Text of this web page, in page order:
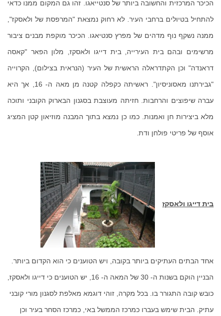
הכיכר המרכזית והחשובה ביותר של סנטייאגו. זהו גם המקום ממנו כדאי
להתחיל בטיולים ברחבי העיר. לא רחוק נמצאת "המרפסת של ולאסקז",
ממנה נשקף נוף מדהים של מפרץ סנטיאגו. הכיכר מוקפת מבנים ציבור
מרשימים ובהם בית העירייה, בית דייגו ולאסקז, מלון הפאר "קאסה
דראנדה" וכן הקתדראלה הראשית של העיר (הנראית בצילום), הקרוייה
"גבירתנו מאסוניסיון". ראשיתה כקפלה קטנה מן מאה ה- 16, אך היא
עברה שיפוצים והרחבות. חזיתה מעוצבת בסגנון הבארוק הקובני ותוכה
מלא ביצירות חן ואמנות. כמו כן נמצא בתוך המבנה מוזיאון קטן המציג
אוסף של פריטי פולחן ודת.
בית דייגו ולאסקז
אחד הבתים העתיקים ביותר בקובה, ויש הטוענים כי הוא הקדום ביותר.
הבניין הוקם בשנות ה- 30 של המאה ה- 16, יש הטוענים כי דייגו ולאסקז,
כובש קובה התגורר בו. בכל מקרה, זוהי דוגמא מאלפת לסגנון מורי קובני
עתיק. הבית שימש בעברו כמרכז הממשל באי, כמרכז הסחר בעיר וכן